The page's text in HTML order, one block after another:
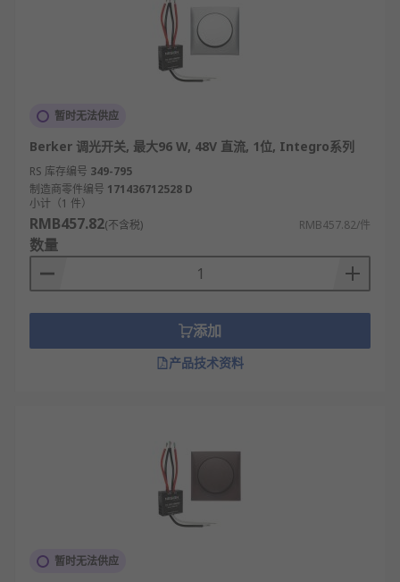
暂时无法供应
Berker 调光开关, 最大96 W, 48V 直流, 1位, Integro系列
RS 库存编号 349-795
制造商零件编号 171436712528 D
小计（1 件）
RMB457.82(不含税) RMB457.82/件
数量
添加
产品技术资料
暂时无法供应